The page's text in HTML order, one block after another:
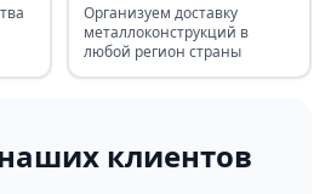
Организуем доставку
металлоконструкций в
любой регион страны
клиентов